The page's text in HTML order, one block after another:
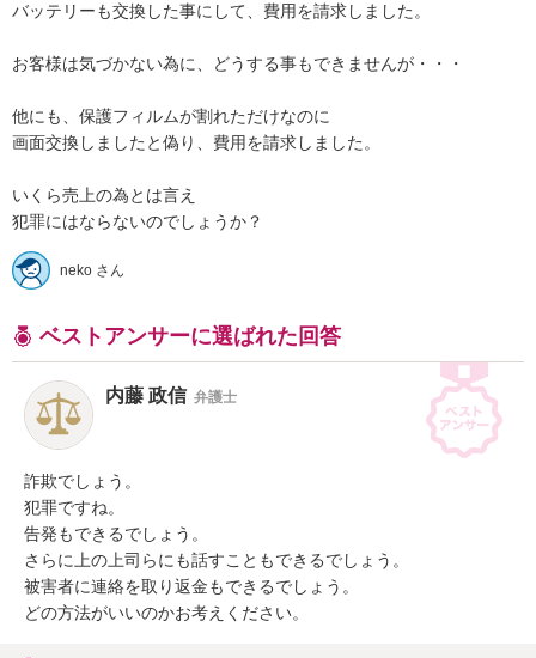
バッテリーも交換した事にして、費用を請求しました。
お客様は気づかない為に、どうする事もできませんが・・・
他にも、保護フィルムが割れただけなのに
画面交換しましたと偽り、費用を請求しました。
いくら売上の為とは言え
犯罪にはならないのでしょうか？
neko さん
ベストアンサーに選ばれた回答
内藤 政信 弁護士
詐欺でしょう。
犯罪ですね。
告発もできるでしょう。
さらに上の上司らにも話すこともできるでしょう。
被害者に連絡を取り返金もできるでしょう。
どの方法がいいのかお考えください。